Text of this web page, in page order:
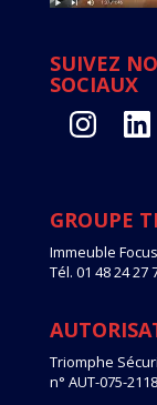
SUIVEZ
SOCIAUX
Instagram
GROUPE
Immeuble
Tél. 01 48 24 27
Triomphe
n° AUT-075-